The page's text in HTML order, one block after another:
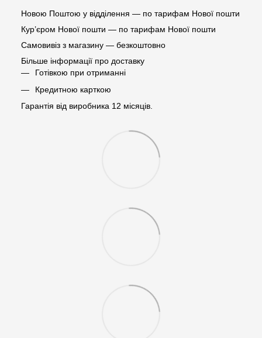
Новою Поштою у відділення — по тарифам Нової пошти
Кур’єром Нової пошти — по тарифам Нової пошти
Самовивіз з магазину — безкоштовно
Більше інформації про доставку
Готівкою при отриманні
Кредитною карткою
Гарантія від виробника 12 місяців.